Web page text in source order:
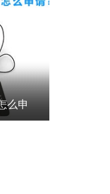
么申